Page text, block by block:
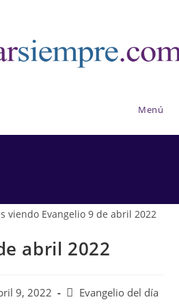
Menú
abril 2022
9, 2022
Categoría
Evangelio del día